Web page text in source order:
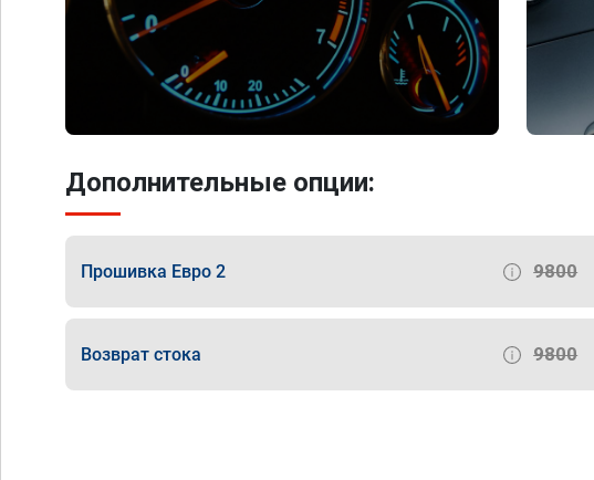
Дополнительные опции:
Прошивка Евро 2 9800
Возврат стока 9800